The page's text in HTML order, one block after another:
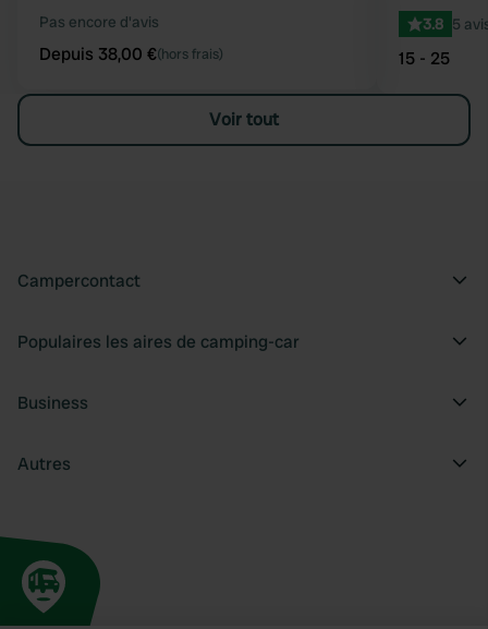
Pas encore d'avis
Depuis 38,00 €(hors frais)
3.8 5
15 - 25
Voir tout
Campercontact
Populaires les aires de camping-car
Business
Autres